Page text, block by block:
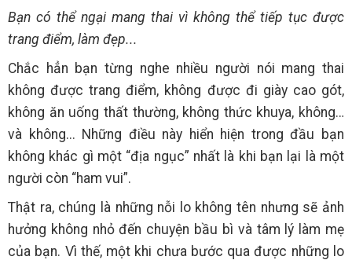
Bạn có thể ngại mang thai vì không thể tiếp tục được
trang điểm, làm đẹp...
Chắc hẳn bạn từng nghe nhiều người nói mang thai
không được trang điểm, không được đi giày cao gót,
không ăn uống thất thường, không thức khuya, không…
và không... Những điều này hiển hiện trong đầu bạn
không khác gì một “địa ngục” nhất là khi bạn lại là một
người còn “ham vui”.
Thật ra, chúng là những nỗi lo không tên nhưng sẽ ảnh
hưởng không nhỏ đến chuyện bầu bì và tâm lý làm mẹ
của bạn. Vì thế, một khi chưa bước qua được những lo